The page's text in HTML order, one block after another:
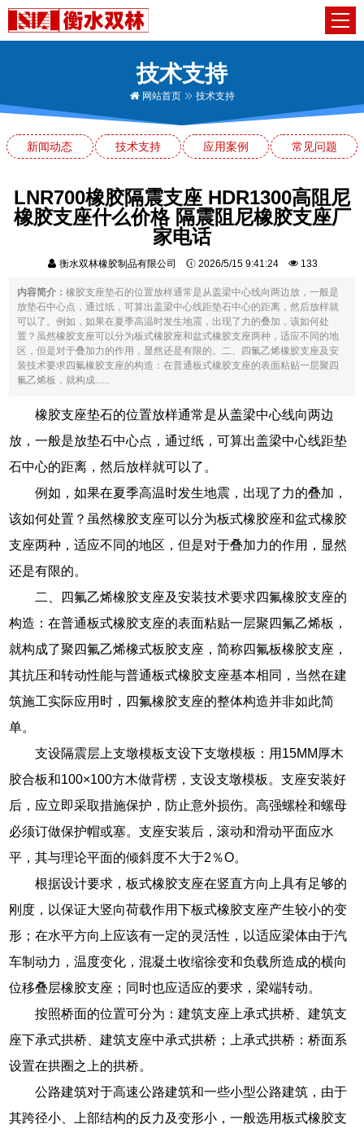
技术支持
网站首页 技术支持
新闻动态 技术支持 应用案例 常见问题
LNR700橡胶隔震支座 HDR1300高阻尼
橡胶支座什么价格 隔震阻尼橡胶支座厂
家电话
衡水双林橡胶制品有限公司 2026/5/15 9:41:24 133
内容简介：橡胶支座垫石的位置放样通常是从盖梁中心线向两边放，一般是
放垫石中心点，通过纸，可算出盖梁中心线距垫石中心的距离，然后放样就
可以了。例如，如果在夏季高温时发生地震，出现了力的叠加，该如何处
置？虽然橡胶支座可以分为板式橡胶座和盆式橡胶支座两种，适应不同的地
区，但是对于叠加力的作用，显然还是有限的。二、四氟乙烯橡胶支座及安
装技术要求四氟橡胶支座的构造：在普通板式橡胶支座的表面粘贴一层聚四
氟乙烯板，就构成......
橡胶支座垫石的位置放样通常是从盖梁中心线向两边
放，一般是放垫石中心点，通过纸，可算出盖梁中心线距垫
石中心的距离，然后放样就可以了。
例如，如果在夏季高温时发生地震，出现了力的叠加，
该如何处置？虽然橡胶支座可以分为板式橡胶座和盆式橡胶
支座两种，适应不同的地区，但是对于叠加力的作用，显然
还是有限的。
二、四氟乙烯橡胶支座及安装技术要求四氟橡胶支座的
构造：在普通板式橡胶支座的表面粘贴一层聚四氟乙烯板，
就构成了聚四氟乙烯橡式板胶支座，简称四氟板橡胶支座，
其抗压和转动性能与普通板式橡胶支座基本相同，当然在建
筑施工实际应用时，四氟橡胶支座的整体构造并非如此简
单。
支设隔震层上支墩模板支设下支墩模板：用15MM厚木
胶合板和100×100方木做背楞，支设支墩模板。支座安装好
后，应立即采取措施保护，防止意外损伤。高强螺栓和螺母
必须订做保护帽或塞。支座安装后，滚动和滑动平面应水
平，其与理论平面的倾斜度不大于2％O。
根据设计要求，板式橡胶支座在竖直方向上具有足够的
刚度，以保证大竖向荷载作用下板式橡胶支座产生较小的变
形；在水平方向上应该有一定的灵活性，以适应梁体由于汽
车制动力，温度变化，混凝土收缩徐变和负载所造成的横向
位移叠层橡胶支座；同时也应适应的要求，梁端转动。
按照桥面的位置可分为：建筑支座上承式拱桥、建筑支
座下承式拱桥、建筑支座中承式拱桥；上承式拱桥：桥面系
设置在拱圈之上的拱桥。
公路建筑对于高速公路建筑和一些小型公路建筑，由于
其跨径小、上部结构的反力及变形小，一般选用板式橡胶支